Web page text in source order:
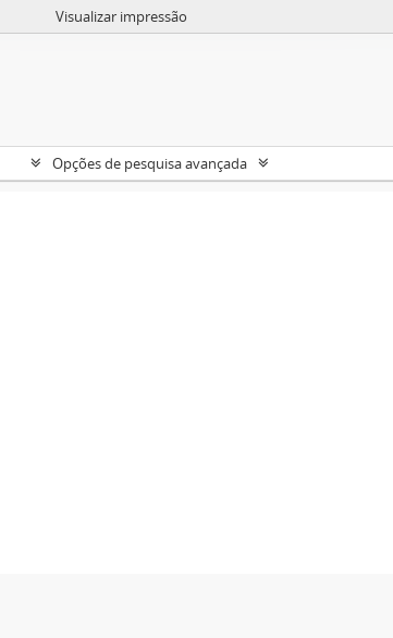
Visualizar impressão
Opções de pesquisa avançada